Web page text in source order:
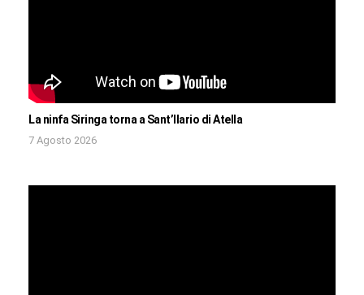
La ninfa Siringa torna a Sant’Ilario di Atella
7 Agosto 2026